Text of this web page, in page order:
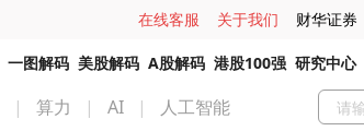
在线客服 关于我们 财华证券
一图解码 美股解码 A股解码 港股100强 研究中心
| 算力 | AI | 人工智能